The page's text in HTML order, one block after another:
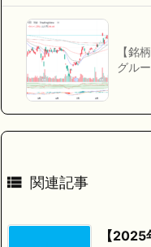
【銘
グル
 関連記事
【